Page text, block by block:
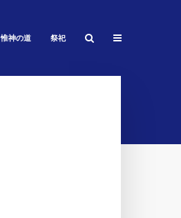
惟神の道 祭祀